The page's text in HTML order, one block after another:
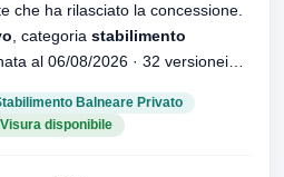
che ha rilasciato la concessione.
, categoria stabilimento
Balneare Privato
Visura disponibile